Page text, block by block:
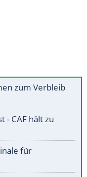
zum Verbleib
- CAF hält zu
für